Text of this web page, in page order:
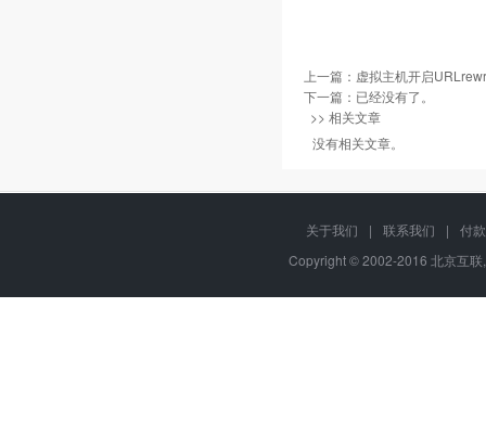
上一篇： 虚拟主机开启
下一篇：已经没有了。
>> 相关文章
没有相关文章。
关于我们 | 联系我们 |
付
Copyright © 2002-2016 北京互